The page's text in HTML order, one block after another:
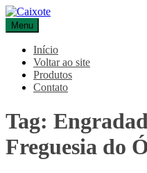
Pular
para
o
conteúdo
Caixote
Blog – Caixote
Menu
Início
Voltar ao site
Produtos
Contato
Tag:
Freguesia do